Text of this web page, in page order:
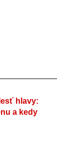
hlavy:
a kedy